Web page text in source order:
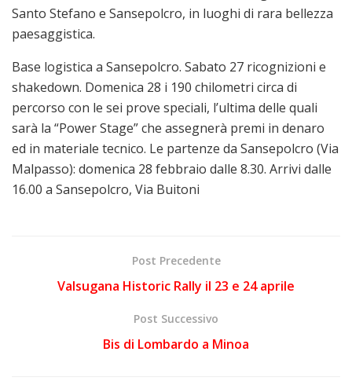
Santo Stefano e Sansepolcro, in luoghi di rara bellezza
paesaggistica.
Base logistica a Sansepolcro. Sabato 27 ricognizioni e
shakedown. Domenica 28 i 190 chilometri circa di
percorso con le sei prove speciali, l’ultima delle quali
sarà la “Power Stage” che assegnerà premi in denaro
ed in materiale tecnico. Le partenze da Sansepolcro (Via
Malpasso): domenica 28 febbraio dalle 8.30. Arrivi dalle
16.00 a Sansepolcro, Via Buitoni
Post Precedente
Valsugana Historic Rally il 23 e 24 aprile
Post Successivo
Bis di Lombardo a Minoa